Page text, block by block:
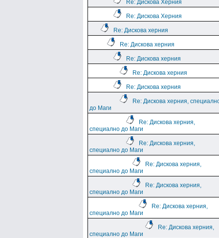
Re: Дискова Херния
Re: Дискова Херния
Re: Дискова херния
Re: Дискова херния
Re: Дискова херния
Re: Дискова херния
Re: Дискова херния
Re: Дискова херния,
до Маги
Re: Дискова херния,
специално до Маги
Re: Дискова херния,
специално до Маги
Re: Дискова херния,
специално до Маги
Re: Дискова херния,
специално до Маги
Re: Дискова херния,
специално до Маги
Re: Дискова херния,
специално до Маги